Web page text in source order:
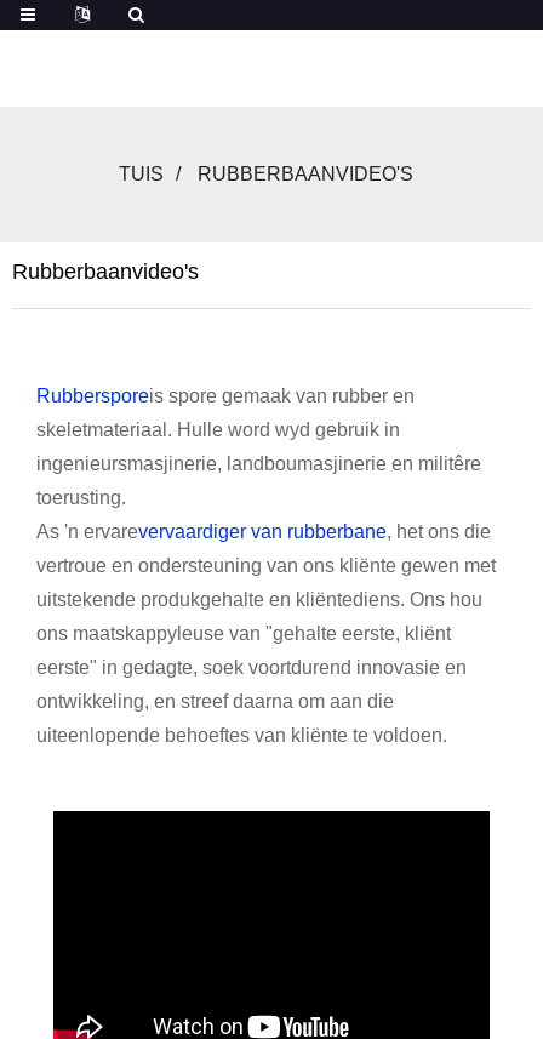
TUIS RUBBERBAANVIDEO'S
Rubberbaanvideo's
Rubbersporeis spore gemaak van rubber en
skeletmateriaal. Hulle word wyd gebruik in
ingenieursmasjinerie, landboumasjinerie en militêre
toerusting.
As 'n ervarevervaardiger van rubberbane, het ons die
vertroue en ondersteuning van ons kliënte gewen met
uitstekende produkgehalte en kliëntediens. Ons hou
ons maatskappyleuse van "gehalte eerste, kliënt
eerste" in gedagte, soek voortdurend innovasie en
ontwikkeling, en streef daarna om aan die
uiteenlopende behoeftes van kliënte te voldoen.